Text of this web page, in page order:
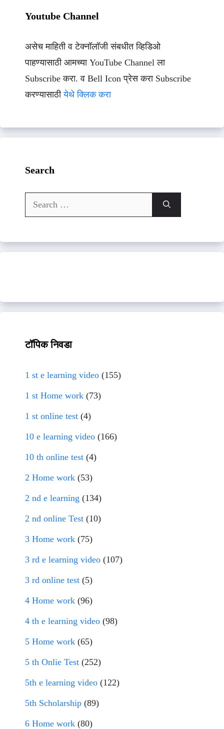
Youtube Channel
असेच माहिती व टेक्नॉलॉजी संबधीत व्हिडिओ
पाहण्यासाठी आमच्या YouTube Channel ला
Subscribe करा. व Bell Icon प्रेस करा Subscribe
करण्यासाठीयेथे क्लिक करा
Search
Search
for:
टॉपिक निवडा
1 st e learning video (155)
1 st Home work (73)
1 st online test (4)
10 e learning video (166)
10 th online test (4)
2 Home work (53)
2 nd e learning (134)
2 nd online Test (10)
3 Home work (75)
3 rd e learning video (107)
3 rd online test (5)
4 Home work (96)
4 th e learning video (98)
5 Home work (65)
5 th Onlie Test (252)
5th e learning video (122)
5th Scholarship (89)
6 Home work (80)